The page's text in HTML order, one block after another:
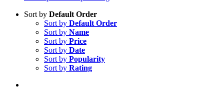
Sort by Default Order
Sort by Default Order
Sort by Name
Sort by Price
Sort by Date
Sort by Popularity
Sort by Rating